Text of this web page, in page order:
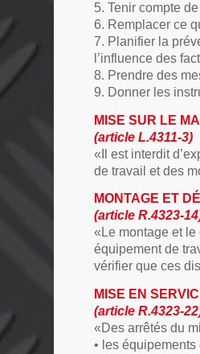
5. Tenir compte
6. Remplacer ce
7. Planifier la
l’influence des
8. Prendre des
9. Donner les
MISE SUR LE
(article L.4311-3)
«Il est interdit
de travail et des
MONTAGE ET
(article R.4323-
«Le montage et
équipement de
vérifier que ces
MISE EN
(article R.4323-
«Des arrêtés du
• les équipements